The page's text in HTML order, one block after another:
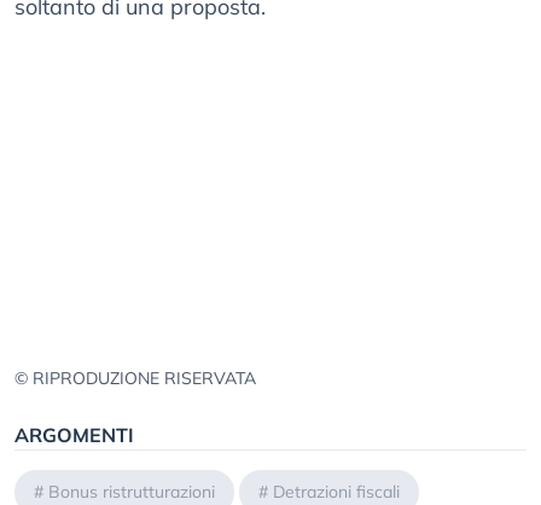
soltanto di una proposta.
© RIPRODUZIONE RISERVATA
ARGOMENTI
# Bonus ristrutturazioni # Detrazioni fiscali